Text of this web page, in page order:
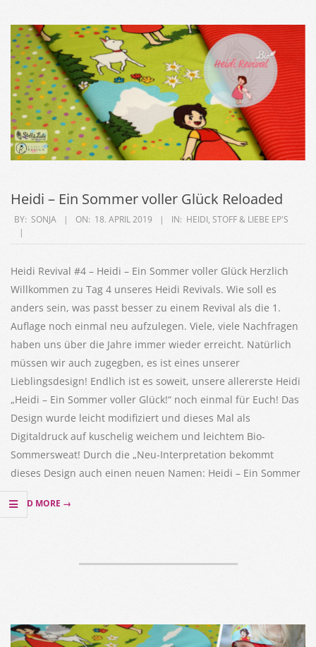
Heidi – Ein Sommer voller Glück Reloaded
2019-
04-
BY: SONJA ON: 18. APRIL 2019 IN: HEIDI, STOFF & LIEBE EP'S
Heidi Revival #4 – Heidi – Ein Sommer voller Glück Herzlich
Willkommen zu Tag 4 unseres Heidi Revivals. Wie soll es
anders sein, was passt besser zu einem Revival als die 1.
Auflage noch einmal neu aufzulegen. Viele, viele Nachfragen
haben uns über die Jahre immer wieder erreicht. Natürlich
müssen wir auch zugegben, es ist eines unserer
Lieblingsdesign! Endlich ist es soweit, unsere allererste Heidi
„Heidi – Ein Sommer voller Glück!“ noch einmal für Euch! Das
Design wurde leicht modifiziert und dieses Mal als
Digitaldruck auf kuschelig weichem und leichtem Bio-
Sommersweat! Durch die „Neu-Interpretation bekommt
dieses Design auch einen neuen Namen: Heidi – Ein Sommer
READ MORE →